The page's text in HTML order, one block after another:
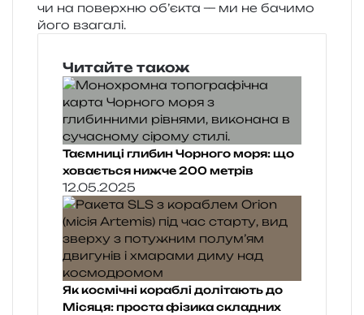
чи на поверх­ню об’є­кта — ми не бачи­мо
його взагалі.
Читайте також
Таємниці глибин Чорного моря: що
ховається нижче 200 метрів
12.05.2025
Як космічні кораблі долітають до
Місяця: проста фізика складних